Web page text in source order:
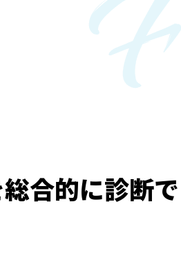
合的に診断で